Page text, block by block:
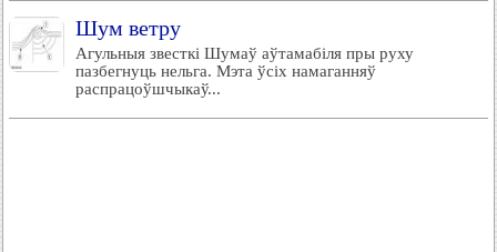
Шум ветру
Агульныя звесткі Шумаў аўтамабіля пры руху
пазбегнуць нельга. Мэта ўсіх намаганняў
распрацоўшчыкаў...